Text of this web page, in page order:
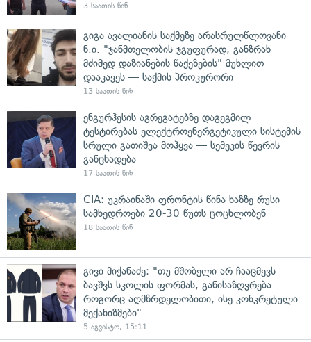
3 საათის წინ
გიგა ავალიანის საქმეზე არასრულწლოვანი
ნ.ი. "ჯანმთელობის ჯგუფურად, განზრახ
მძიმედ დაზიანების წაქეზების" მუხლით
დააკავეს — საქმის პროკურორი
13 საათის წინ
ენგურჰესის აგრეგატებზე დაგეგმილ
ტესტირებას ელექტროენერგეტიკული სისტემის
სრული გათიშვა მოჰყვა — სემეკის წევრის
განცხადება
17 საათის წინ
CIA: უკრაინაში ფრონტის წინა ხაზზე რუსი
სამხედროები 20-30 წუთს ცოცხლობენ
18 საათის წინ
გივი მიქანაძე: "თუ მშობელი არ ჩააცმევს
ბავშვს სკოლის ფორმას, განისაზღვრება
როგორც აღმზრდელობითი, ისე კონკრეტული
მექანიზმები"
5 აგვისტო, 15:11